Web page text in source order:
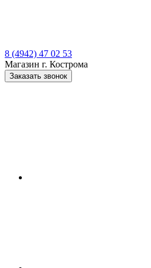
8 (4942) 47 02 53
Магазин г. Кострома
Заказать звонок